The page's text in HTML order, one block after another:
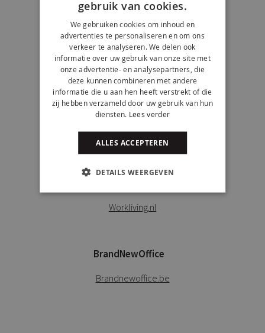
HomeDeco
Homedeco.nl
VTwonen
Vtwonen.nl
Workliving.nl
BrandNewOffice
Brandnewoffice.be
gebruik van cookies.
We gebruiken cookies om inhoud en
advertenties te personaliseren en om ons
verkeer te analyseren. We delen ook
informatie over uw gebruik van onze site met
onze advertentie- en analysepartners, die
deze kunnen combineren met andere
informatie die u aan hen heeft verstrekt of die
zij hebben verzameld door uw gebruik van hun
diensten. Lees verder
ALLES ACCEPTEREN
DETAILS WEERGEVEN